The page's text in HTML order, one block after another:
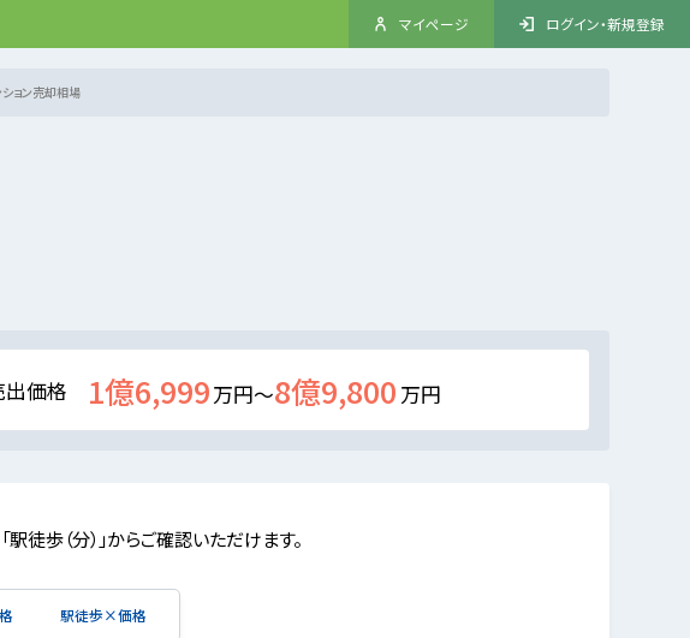
マイページ ログイン・新規登録
ョン売却相場
出価格 1億6,999万円～8億9,800 万円
駅徒歩（分）」からご確認いただけます。
駅徒歩×価格